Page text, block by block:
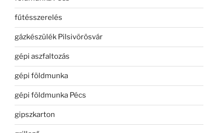
fűtésszerelés
gázkészülék Pilsivörösvár
gépi aszfaltozás
gépi földmunka
gépi földmunka Pécs
gipszkarton